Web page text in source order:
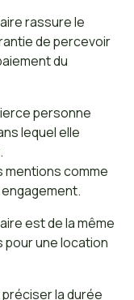
rassure le
de percevoir
du
personne
lequel elle
mentions comme
est de la même
pour une location
la durée